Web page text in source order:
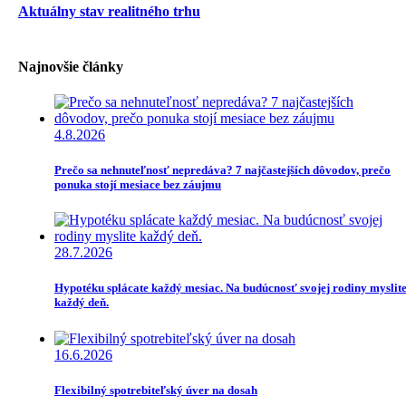
Aktuálny stav realitného trhu
Najnovšie články
4.8.2026
Prečo sa nehnuteľnosť nepredáva? 7 najčastejších dôvodov, prečo
ponuka stojí mesiace bez záujmu
28.7.2026
Hypotéku splácate každý mesiac. Na budúcnosť svojej rodiny myslite
každý deň.
16.6.2026
Flexibilný spotrebiteľský úver na dosah